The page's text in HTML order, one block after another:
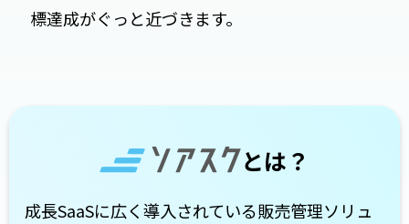
標達成がぐっと近づきます。
とは？
成長SaaSに広く導入されている販売管理ソリュ